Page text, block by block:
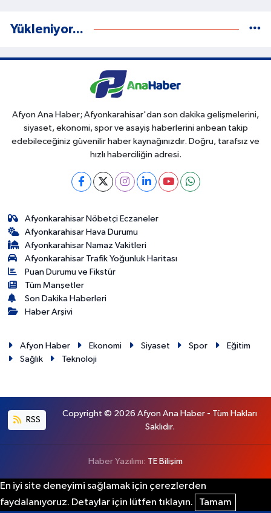
Yükleniyor...
Afyon Ana Haber; Afyonkarahisar'dan son dakika gelişmelerini,
siyaset, ekonomi, spor ve asayiş haberlerini anbean takip
edebileceğiniz güvenilir haber kaynağınızdır. Doğru, tarafsız ve
hızlı haberciliğin adresi.
Afyonkarahisar Nöbetçi Eczaneler
Afyonkarahisar Hava Durumu
Afyonkarahisar Namaz Vakitleri
Afyonkarahisar Trafik Yoğunluk Haritası
Puan Durumu ve Fikstür
Tüm Manşetler
Son Dakika Haberleri
Haber Arşivi
Afyon Haber Ekonomi Siyaset Spor
Eğitim
Sağlık
Teknoloji
RSS
Copyright © 2026 Afyon Ana Haber - Tüm Hakları
Saklıdır.
Haber Yazılımı: TE Bilişim
En iyi site deneyimi sağlamak için çerezlerden
faydalanıyoruz. Detaylar için lütfen tıklayın.
Tamam